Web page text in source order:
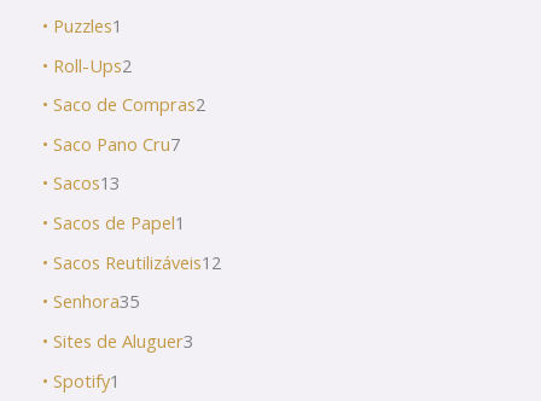
• Puzzles1
• Roll-Ups2
• Saco de Compras2
• Saco Pano Cru7
• Sacos13
• Sacos de Papel1
• Sacos Reutilizáveis12
• Senhora35
• Sites de Aluguer3
• Spotify1